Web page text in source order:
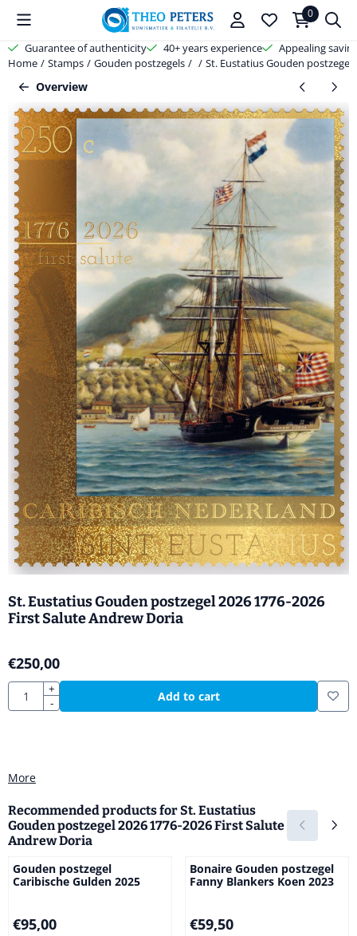
Cookie preferences are available. Choose settings or allow all
0
Guarantee of authenticity 40+ years experience
Appealing
Home / Stamps / Gouden postzegels / / St. Eustatius Gouden postzegel
Overview
St. Eustatius Gouden postzegel 2026 1776-2026
First Salute Andrew Doria
€250,00
Quantity
+
-
Add to cart
More
Recommended products for St. Eustatius
Gouden postzegel 2026 1776-2026 First Salute
Andrew Doria
Gouden postzegel
Caribische Gulden 2025
Price: 95,00
€95,00
Bonaire Gouden postzegel
Fanny Blankers Koen 2023
Price: 59,50
€59,50